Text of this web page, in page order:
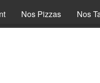
Nos Pizzas Nos